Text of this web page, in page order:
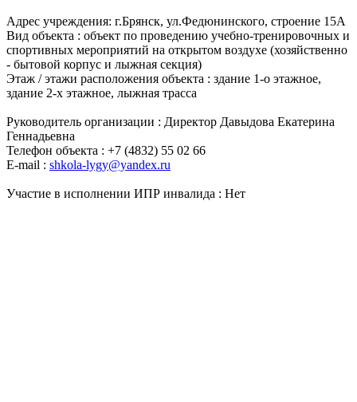
Адрес учреждения: г.Брянск, ул.Федюнинского, строение 15А
Вид объекта : объект по проведению учебно-тренировочных и
спортивных мероприятий на открытом воздухе (хозяйственно
- бытовой корпус и лыжная секция)
Этаж / этажи расположения объекта : здание 1-о этажное,
здание 2-х этажное, лыжная трасса
Руководитель организации : Директор Давыдова Екатерина
Геннадьевна
Телефон объекта : +7 (4832) 55 02 66
Е-mail : shkola-lygy@yandex.ru
Участие в исполнении ИПР инвалида : Нет